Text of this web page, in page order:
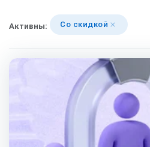
Активны: Со скидкой